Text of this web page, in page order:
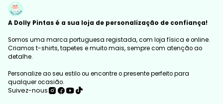
A Dolly Pintas é a sua loja de personalização de confiança!
Somos uma marca portuguesa registada, com loja física e online.
Criamos t-shirts, tapetes e muito mais, sempre com atenção ao
detalhe.
Personalize ao seu estilo ou encontre o presente perfeito para
qualquer ocasião.
Suivez-nous